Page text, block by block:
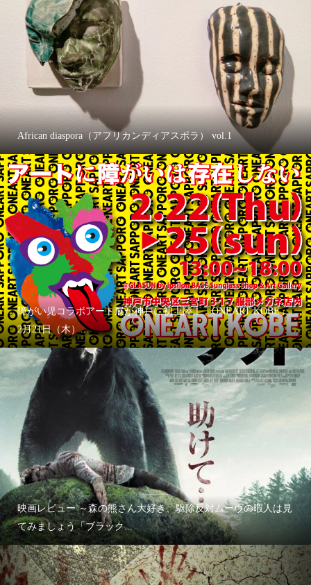
African diaspora（アフリカンディアスポラ） vol.1
障がい児コラボアート展が神戸に初上陸！「ONEART KOBE」
2月21日（木）...
映画レビュー ～森の熊さん大好き、駆除反対ムーヴの暇人は見
てみましょう「ブラック...